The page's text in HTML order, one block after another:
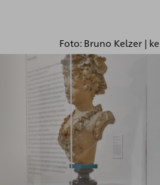
Foto: Bruno Kelzer |